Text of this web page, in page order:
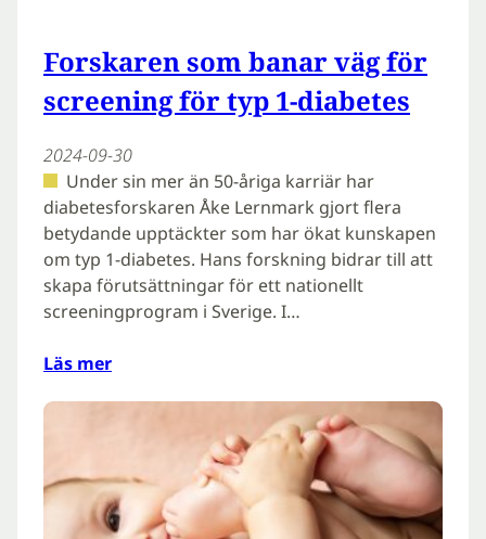
Forskaren som banar väg för
screening för typ 1-diabetes
2024-09-30
Under sin mer än 50-åriga karriär har
diabetesforskaren Åke Lernmark gjort flera
betydande upptäckter som har ökat kunskapen
om typ 1-diabetes. Hans forskning bidrar till att
skapa förutsättningar för ett nationellt
screeningprogram i Sverige. I…
Läs mer